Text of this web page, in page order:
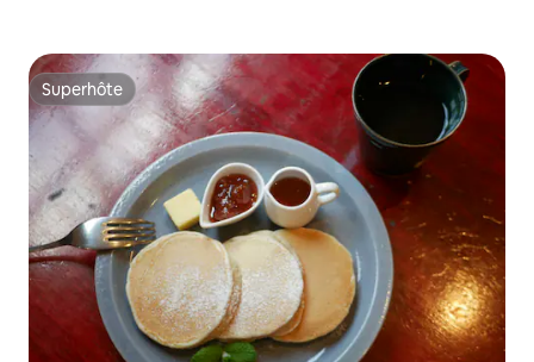
Superhôte
Superhôte